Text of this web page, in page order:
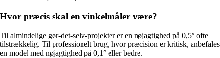
Hvor præcis skal en vinkelmåler være?
Til almindelige gør-det-selv-projekter er en nøjagtighed på 0,5° ofte
tilstrækkelig. Til professionelt brug, hvor præcision er kritisk, anbefales
en model med nøjagtighed på 0,1° eller bedre.